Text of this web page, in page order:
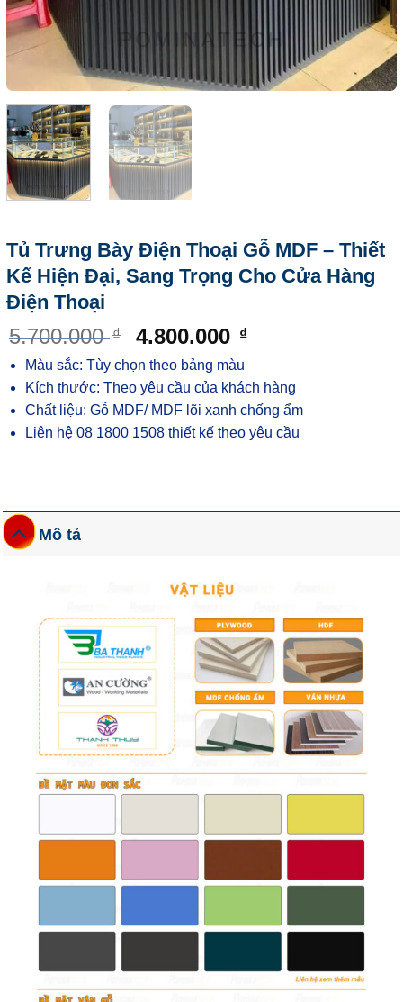
Tủ Trưng Bày Điện Thoại Gỗ MDF – Thiết
Kế Hiện Đại, Sang Trọng Cho Cửa Hàng
Điện Thoại
5.700.000₫ 4.800.000 ₫
Màu sắc: Tùy chọn theo bảng màu
Kích thước: Theo yêu cầu của khách hàng
Chất liệu: Gỗ MDF/ MDF lõi xanh chống ẩm
Liên hệ 08 1800 1508 thiết kế theo yêu cầu
Mô tả